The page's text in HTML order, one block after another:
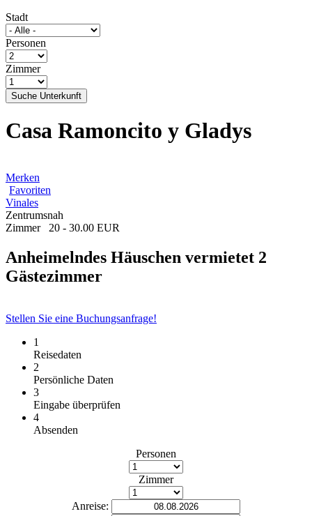
Stadt
Personen
Zimmer
Suche Unterkunft
Casa Ramoncito y Gladys
Merken
Favoriten
Vinales
Zentrumsnah
Zimmer
20 - 30.00 EUR
Anheimelndes Häuschen vermietet 2
Gästezimmer
Stellen Sie eine Buchungsanfrage!
1
Reisedaten
2
Persönliche Daten
3
Eingabe überprüfen
4
Absenden
Personen
Zimmer
Anreise: